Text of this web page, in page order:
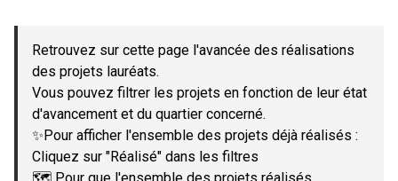
−
Retrouvez sur cette page l'avancée des réalisations
des projets lauréats.
Vous pouvez filtrer les projets en fonction de leur état
d'avancement et du quartier concerné.
✨Pour afficher l'ensemble des projets déjà réalisés :
Cliquez sur "Réalisé" dans les filtres